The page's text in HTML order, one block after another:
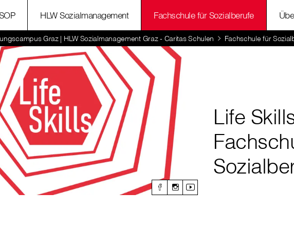
HLW Sozialmanagement Fachschule für Sozialberufe
Graz | HLW Sozialmanagement Graz - Caritas Schulen Fachschule für
Life